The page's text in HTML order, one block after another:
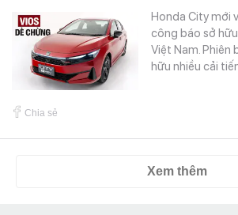
Honda City mới
công báo sở
Việt Nam. Phiên
hữu nhiều cải
Chia sẻ
Xem thêm